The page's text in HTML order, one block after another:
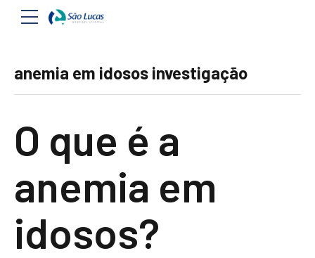
anemia em idosos investigação
O que é a
anemia em
idosos?